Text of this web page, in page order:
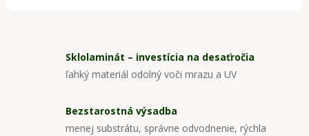
Sklolaminát – investícia na desaťročia
ľahký materiál odolný voči mrazu a UV
Bezstarostná výsadba
menej substrátu, správne odvodnenie, rýchla